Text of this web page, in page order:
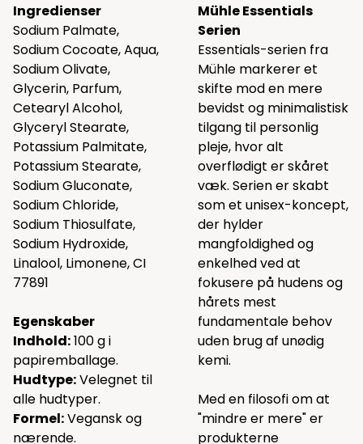
Ingredienser
Sodium Palmate,
Sodium Cocoate, Aqua,
Sodium Olivate,
Glycerin, Parfum,
Cetearyl Alcohol,
Glyceryl Stearate,
Potassium Palmitate,
Potassium Stearate,
Sodium Gluconate,
Sodium Chloride,
Sodium Thiosulfate,
Sodium Hydroxide,
Linalool, Limonene, CI
77891
Egenskaber
Indhold:100 g i
papiremballage.
Hudtype:Velegnet til
alle hudtyper.
Formel:Vegansk og
nærende.
Mühle Essentials
Serien
Essentials-serien fra
Mühle markerer et
skifte mod en mere
bevidst og minimalistisk
tilgang til personlig
pleje, hvor alt
overflødigt er skåret
væk. Serien er skabt
som et unisex-koncept,
der hylder
mangfoldighed og
enkelhed ved at
fokusere på hudens og
hårets mest
fundamentale behov
uden brug af unødig
kemi.
Med en filosofi om at
"mindre er mere" er
produkterne